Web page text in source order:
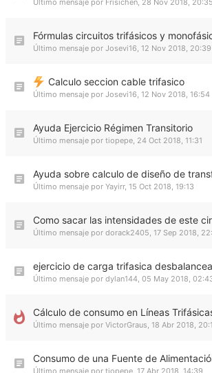
Último mensaje por Frisichen, 28 Nov 2018, 20:35
Fórmulas circuitos trifásicos y
Último mensaje por Josevi16, 12 Nov 2018, 20:39
Calculo seccion cable trifasico
Último mensaje por Josevi16, 12 Nov 2018, 16:54
Ayuda Ejercicio Régimen Transitorio
Último mensaje por tiopepe, 24 Oct 2018, 11:31
Ayuda sobre calculo de diseño de
Último mensaje por Yayirr, 15 Oct 2018, 19:13
Como sacar las intensidades de este
Último mensaje por dorack2405, 17 Sep 2018,
ejercicio de carga trifasica
Último mensaje por dylan144, 05 May 2018,
Cálculo de consumo en Líneas
Último mensaje por VictorGraus, 18 Abr 2018,
Consumo de una Fuente de
Último mensaje por tiopepe 17 Abr 2018, 14:39